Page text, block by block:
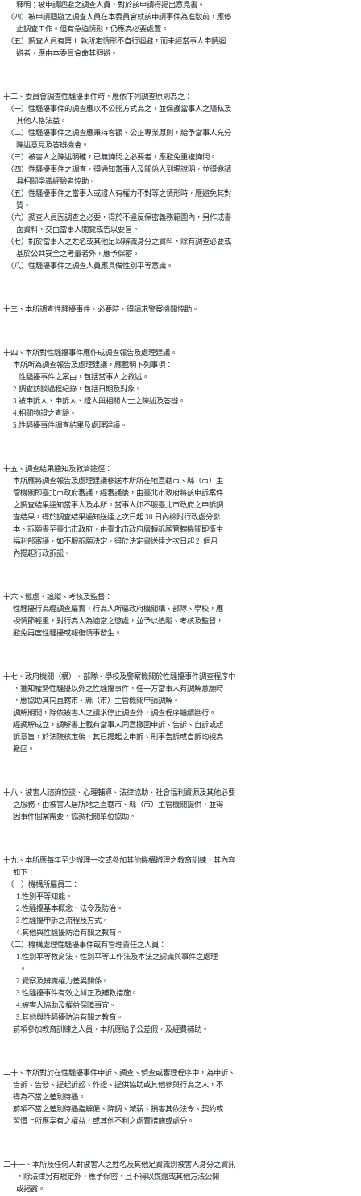
        釋明；被申請迴避之調查人員，對於該申請得提出意見書。
  （四）被申請迴避之調查人員在本委員會就該申請事件為准駁前，應停
        止調查工作。但有急迫情形，仍應為必要處置。
  （五）調查人員有第 1  款所定情形不自行迴避，而未經當事人申請迴
        避者，應由本委員會命其迴避。
十二、委員會調查性騷擾事件時，應依下列調查原則為之：
  （一）性騷擾事件的調查應以不公開方式為之，並保護當事人之隱私及
        其他人格法益。
  （二）性騷擾事件之調查應秉持客觀、公正專業原則，給予當事人充分
        陳述意見及答辯機會。
  （三）被害人之陳述明確，已無詢問之必要者，應避免重複詢問。
  （四）性騷擾事件之調查，得通知當事人及關係人到場說明，並得邀請
        具相關學識經驗者協助。
  （五）性騷擾事件之當事人或證人有權力不對等之情形時，應避免其對
        質。
  （六）調查人員因調查之必要，得於不違反保密義務範圍內，另作成書
        面資料，交由當事人閱覽或告以要旨。
  （七）對於當事人之姓名或其他足以辨識身分之資料，除有調查必要或
        基於公共安全之考量者外，應予保密。
  （八）性騷擾事件之調查人員應具備性別平等意識。
十三、本所調查性騷擾事件，必要時，得請求警察機關協助。
十四、本所對性騷擾事件應作成調查報告及處理建議。
      本所所為調查報告及處理建議，應載明下列事項：
      1.性騷擾事件之案由，包括當事人之敘述。
      2.調查訪談過程紀錄，包括日期及對象。
      3.被申訴人、申訴人、證人與相關人士之陳述及答辯。
      4.相關物證之查驗。
      5.性騷擾事件調查結果及處理建議。
十五、調查結果通知及救濟途徑：
      本所應將調查報告及處理建議移送本所所在地直轄市、縣（市）主
      管機關即臺北市政府審議，經審議後，由臺北市政府將該申訴案件
      之調查結果通知當事人及本所。當事人如不服臺北市政府之申訴調
      查結果，得於調查結果通知送達之次日起 30 日內檢附行政處分影
      本、訴願書至臺北市政府，由臺北市政府層轉訴願管轄機關即衛生
      福利部審議，如不服訴願決定，得於決定書送達之次日起 2  個月
      內提起行政訴訟。
十六、懲處、追蹤、考核及監督：
      性騷擾行為經調查屬實，行為人所屬政府機關構、部隊、學校，應
      視情節輕重，對行為人為適當之懲處，並予以追蹤、考核及監督，
      避免再度性騷擾或報復情事發生。
十七、政府機關（構）、部隊、學校及警察機關於性騷擾事件調查程序中
      ，獲知權勢性騷擾以外之性騷擾事件，任一方當事人有調解意願時
      ，應協助其向直轄市、縣（市）主管機關申請調解。
      調解期間，除依被害人之請求停止調查外，調查程序繼續進行。
      經調解成立，調解書上載有當事人同意撤回申訴、告訴、自訴或起
      訴意旨，於法院核定後，其已提起之申訴、刑事告訴或自訴均視為
      撤回。
十八、被害人諮詢協談、心理輔導、法律協助、社會福利資源及其他必要
      之服務，由被害人居所地之直轄市、縣（市）主管機關提供，並得
      因事件個案需要，協調相關單位協助。
十九、本所應每年至少辦理一次或參加其他機構辦理之教育訓練，其內容
      如下：
  （一）機構所屬員工：
        1.性別平等知能。
        2.性騷擾基本概念、法令及防治。
        3.性騷擾申訴之流程及方式。
        4.其他與性騷擾防治有關之教育。
  （二）機構處理性騷擾事件或有管理責任之人員：
        1.性別平等教育法、性別平等工作法及本法之認識與事件之處理
          。
        2.覺察及辨識權力差異關係。
        3.性騷擾事件有效之糾正及補救措施。
        4.被害人協助及權益保障事宜。
        5.其他與性騷擾防治有關之教育。
      前項參加教育訓練之人員，本所應給予公差假，及經費補助。
二十、本所對於在性騷擾事件申訴、調查、偵查或審理程序中，為申訴、
      告訴、告發、提起訴訟、作證、提供協助或其他參與行為之人，不
      得為不當之差別待遇。
      前項不當之差別待遇指解僱、降調、減薪、損害其依法令、契約或
      習慣上所應享有之權益，或其他不利之處置措施或處分。
二十一、本所及任何人對被害人之姓名及其他足資識別被害人身分之資訊
        ，除法律另有規定外，應予保密，且不得以媒體或其他方法公開
        或揭露。